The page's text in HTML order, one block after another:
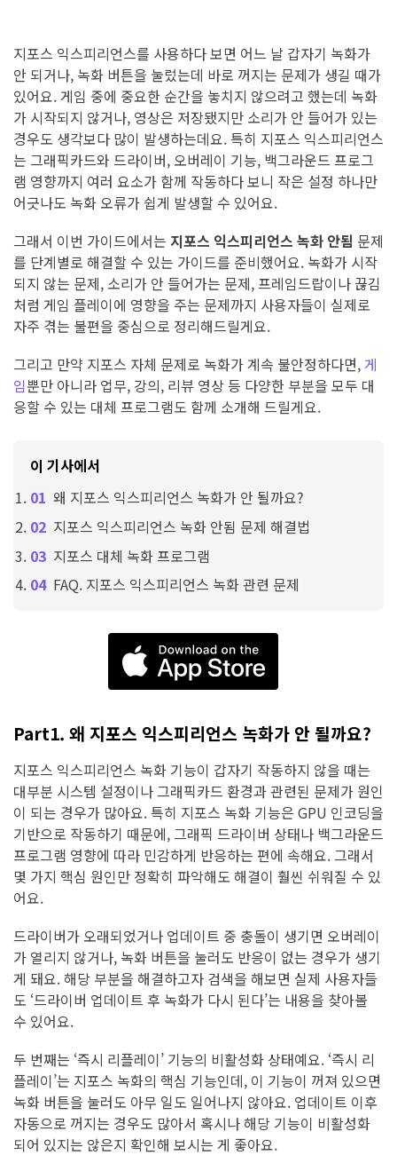
더 많은 솔루션 알아보기
지포스 익스피리언스를 사용하다 보면 어느 날 갑자기 녹화가
안 되거나, 녹화 버튼을 눌렀는데 바로 꺼지는 문제가 생길 때가
있어요. 게임 중에 중요한 순간을 놓치지 않으려고 했는데 녹화
가 시작되지 않거나, 영상은 저장됐지만 소리가 안 들어가 있는
경우도 생각보다 많이 발생하는데요. 특히 지포스 익스피리언스
는 그래픽카드와 드라이버, 오버레이 기능, 백그라운드 프로그
램 영향까지 여러 요소가 함께 작동하다 보니 작은 설정 하나만
어긋나도 녹화 오류가 쉽게 발생할 수 있어요.
그래서 이번 가이드에서는 지포스 익스피리언스 녹화 안됨 문제
를 단계별로 해결할 수 있는 가이드를 준비했어요. 녹화가 시작
되지 않는 문제, 소리가 안 들어가는 문제, 프레임드랍이나 끊김
처럼 게임 플레이에 영향을 주는 문제까지 사용자들이 실제로
자주 겪는 불편을 중심으로 정리해드릴게요.
그리고 만약 지포스 자체 문제로 녹화가 계속 불안정하다면,게
임뿐만 아니라 업무, 강의, 리뷰 영상 등 다양한 부분을 모두 대
응할 수 있는 대체 프로그램도 함께 소개해 드릴게요.
이 기사에서
왜 지포스 익스피리언스 녹화가 안 될까요?
지포스 익스피리언스 녹화 안됨 문제 해결법
지포스 대체 녹화 프로그램
FAQ. 지포스 익스피리언스 녹화 관련 문제
Part1. 왜 지포스 익스피리언스 녹화가 안 될까요?
지포스 익스피리언스 녹화 기능이 갑자기 작동하지 않을 때는
대부분 시스템 설정이나 그래픽카드 환경과 관련된 문제가 원인
이 되는 경우가 많아요. 특히 지포스 녹화 기능은 GPU 인코딩을
기반으로 작동하기 때문에, 그래픽 드라이버 상태나 백그라운드
프로그램 영향에 따라 민감하게 반응하는 편에 속해요. 그래서
몇 가지 핵심 원인만 정확히 파악해도 해결이 훨씬 쉬워질 수 있
어요.
드라이버가 오래되었거나 업데이트 중 충돌이 생기면 오버레이
가 열리지 않거나, 녹화 버튼을 눌러도 반응이 없는 경우가 생기
게 돼요. 해당 부분을 해결하고자 검색을 해보면 실제 사용자들
도 ‘드라이버 업데이트 후 녹화가 다시 된다’는 내용을 찾아볼
수 있어요.
두 번째는 ‘즉시 리플레이’ 기능의 비활성화 상태예요. ‘즉시 리
플레이’는 지포스 녹화의 핵심 기능인데, 이 기능이 꺼져 있으면
녹화 버튼을 눌러도 아무 일도 일어나지 않아요. 업데이트 이후
자동으로 꺼지는 경우도 많아서 혹시나 해당 기능이 비활성화
되어 있지는 않은지 확인해 보시는 게 좋아요.